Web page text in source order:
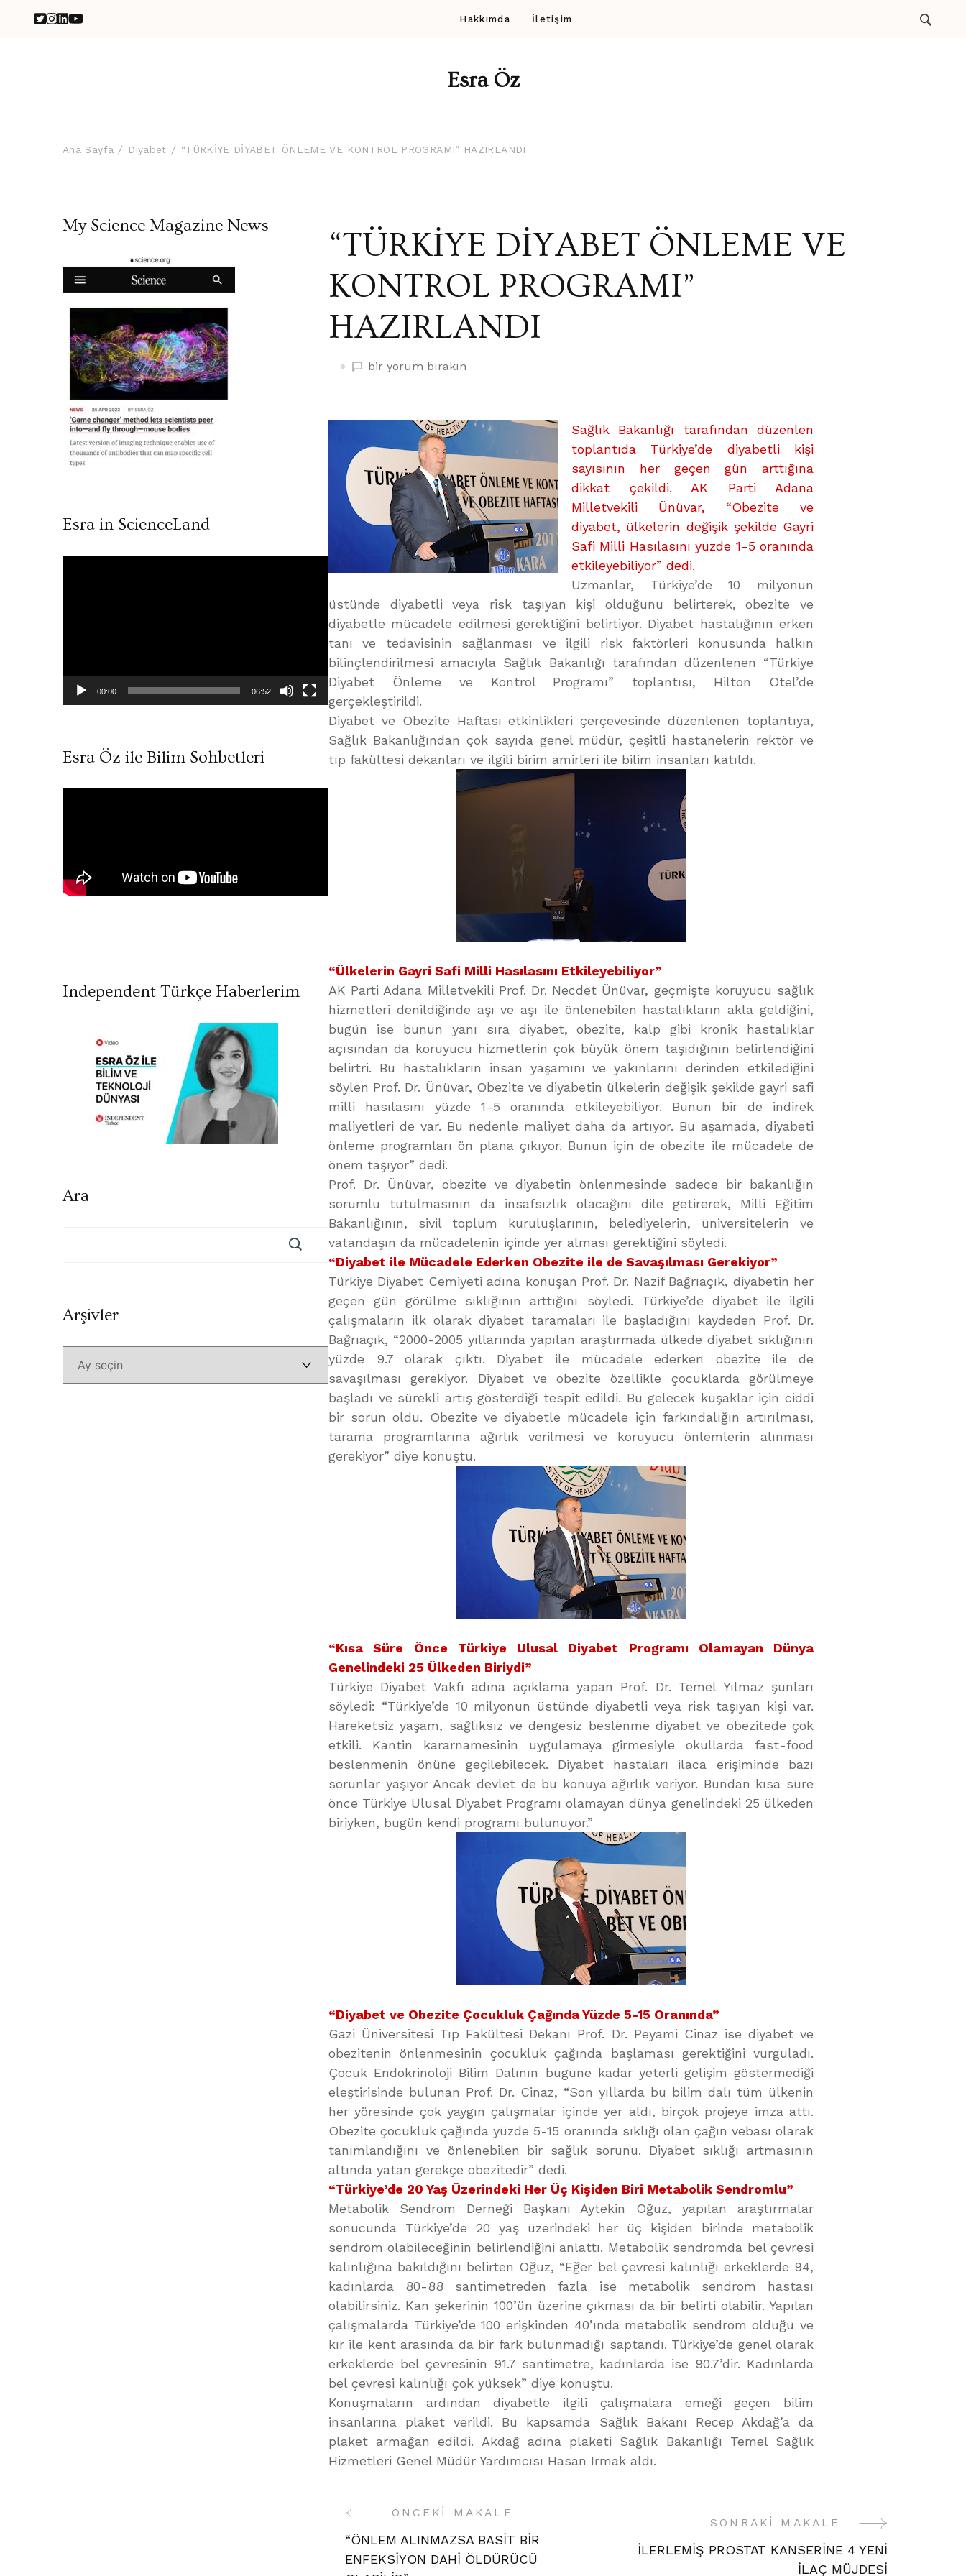
Hakkımda İletişim
Esra Öz
Ana Sayfa Diyabet “TÜRKİYE DİYABET ÖNLEME VE KONTROL PROGRAMI” HAZIRLANDI
“TÜRKİYE DİYABET ÖNLEME VE
KONTROL PROGRAMI”
HAZIRLANDI
“TÜRKİYE
VE
KONTROL
PROGRAMI”
HAZIRLANDI
üzerine
bir yorum bırakın
Sağlık Bakanlığı tarafından düzenlen
toplantıda Türkiye’de diyabetli kişi
sayısının her geçen gün arttığına
dikkat çekildi. AK Parti Adana
Milletvekili Ünüvar, “Obezite ve
diyabet, ülkelerin değişik şekilde Gayri
Safi Milli Hasılasını yüzde 1-5 oranında
etkileyebiliyor” dedi.
Uzmanlar, Türkiye’de 10 milyonun
üstünde diyabetli veya risk taşıyan kişi olduğunu belirterek, obezite ve
diyabetle mücadele edilmesi gerektiğini belirtiyor. Diyabet hastalığının erken
tanı ve tedavisinin sağlanması ve ilgili risk faktörleri konusunda halkın
bilinçlendirilmesi amacıyla Sağlık Bakanlığı tarafından düzenlenen “Türkiye
Diyabet Önleme ve Kontrol Programı” toplantısı, Hilton Otel’de
gerçekleştirildi.
Diyabet ve Obezite Haftası etkinlikleri çerçevesinde düzenlenen toplantıya,
Sağlık Bakanlığından çok sayıda genel müdür, çeşitli hastanelerin rektör ve
tıp fakültesi dekanları ve ilgili birim amirleri ile bilim insanları katıldı.
“Ülkelerin Gayri Safi Milli Hasılasını Etkileyebiliyor”
AK Parti Adana Milletvekili Prof. Dr. Necdet Ünüvar, geçmişte koruyucu sağlık
hizmetleri denildiğinde aşı ve aşı ile önlenebilen hastalıkların akla geldiğini,
bugün ise bunun yanı sıra diyabet, obezite, kalp gibi kronik hastalıklar
açısından da koruyucu hizmetlerin çok büyük önem taşıdığının belirlendiğini
belirtri. Bu hastalıkların insan yaşamını ve yakınlarını derinden etkilediğini
söylen Prof. Dr. Ünüvar, Obezite ve diyabetin ülkelerin değişik şekilde gayri safi
milli hasılasını yüzde 1-5 oranında etkileyebiliyor. Bunun bir de indirek
maliyetleri de var. Bu nedenle maliyet daha da artıyor. Bu aşamada, diyabeti
önleme programları ön plana çıkıyor. Bunun için de obezite ile mücadele de
önem taşıyor” dedi.
Prof. Dr. Ünüvar, obezite ve diyabetin önlenmesinde sadece bir bakanlığın
sorumlu tutulmasının da insafsızlık olacağını dile getirerek, Milli Eğitim
Bakanlığının, sivil toplum kuruluşlarının, belediyelerin, üniversitelerin ve
vatandaşın da mücadelenin içinde yer alması gerektiğini söyledi.
“Diyabet ile Mücadele Ederken Obezite ile de Savaşılması Gerekiyor”
Türkiye Diyabet Cemiyeti adına konuşan Prof. Dr. Nazif Bağrıaçık, diyabetin her
geçen gün görülme sıklığının arttığını söyledi. Türkiye’de diyabet ile ilgili
çalışmaların ilk olarak diyabet taramaları ile başladığını kaydeden Prof. Dr.
Bağrıaçık, “2000-2005 yıllarında yapılan araştırmada ülkede diyabet sıklığının
yüzde 9.7 olarak çıktı. Diyabet ile mücadele ederken obezite ile de
savaşılması gerekiyor. Diyabet ve obezite özellikle çocuklarda görülmeye
başladı ve sürekli artış gösterdiği tespit edildi. Bu gelecek kuşaklar için ciddi
bir sorun oldu. Obezite ve diyabetle mücadele için farkındalığın artırılması,
tarama programlarına ağırlık verilmesi ve koruyucu önlemlerin alınması
gerekiyor” diye konuştu.
“Kısa Süre Önce Türkiye Ulusal Diyabet Programı Olamayan Dünya
Genelindeki 25 Ülkeden Biriydi”
Türkiye Diyabet Vakfı adına açıklama yapan Prof. Dr. Temel Yılmaz şunları
söyledi: “Türkiye’de 10 milyonun üstünde diyabetli veya risk taşıyan kişi var.
Hareketsiz yaşam, sağlıksız ve dengesiz beslenme diyabet ve obezitede çok
etkili. Kantin kararnamesinin uygulamaya girmesiyle okullarda fast-food
beslenmenin önüne geçilebilecek. Diyabet hastaları ilaca erişiminde bazı
sorunlar yaşıyor Ancak devlet de bu konuya ağırlık veriyor. Bundan kısa süre
önce Türkiye Ulusal Diyabet Programı olamayan dünya genelindeki 25 ülkeden
biriyken, bugün kendi programı bulunuyor.”
“Diyabet ve Obezite Çocukluk Çağında Yüzde 5-15 Oranında”
Gazi Üniversitesi Tıp Fakültesi Dekanı Prof. Dr. Peyami Cinaz ise diyabet ve
obezitenin önlenmesinin çocukluk çağında başlaması gerektiğini vurguladı.
Çocuk Endokrinoloji Bilim Dalının bugüne kadar yeterli gelişim göstermediği
eleştirisinde bulunan Prof. Dr. Cinaz, “Son yıllarda bu bilim dalı tüm ülkenin
her yöresinde çok yaygın çalışmalar içinde yer aldı, birçok projeye imza attı.
Obezite çocukluk çağında yüzde 5-15 oranında sıklığı olan çağın vebası olarak
tanımlandığını ve önlenebilen bir sağlık sorunu. Diyabet sıklığı artmasının
altında yatan gerekçe obezitedir” dedi.
“Türkiye’de 20 Yaş Üzerindeki Her Üç Kişiden Biri Metabolik Sendromlu”
Metabolik Sendrom Derneği Başkanı Aytekin Oğuz, yapılan araştırmalar
sonucunda Türkiye’de 20 yaş üzerindeki her üç kişiden birinde metabolik
sendrom olabileceğinin belirlendiğini anlattı. Metabolik sendromda bel çevresi
kalınlığına bakıldığını belirten Oğuz, “Eğer bel çevresi kalınlığı erkeklerde 94,
kadınlarda 80-88 santimetreden fazla ise metabolik sendrom hastası
olabilirsiniz. Kan şekerinin 100’ün üzerine çıkması da bir belirti olabilir. Yapılan
çalışmalarda Türkiye’de 100 erişkinden 40’ında metabolik sendrom olduğu ve
kır ile kent arasında da bir fark bulunmadığı saptandı. Türkiye’de genel olarak
erkeklerde bel çevresinin 91.7 santimetre, kadınlarda ise 90.7’dir. Kadınlarda
bel çevresi kalınlığı çok yüksek” diye konuştu.
Konuşmaların ardından diyabetle ilgili çalışmalara emeği geçen bilim
insanlarına plaket verildi. Bu kapsamda Sağlık Bakanı Recep Akdağ’a da
plaket armağan edildi. Akdağ adına plaketi Sağlık Bakanlığı Temel Sağlık
Hizmetleri Genel Müdür Yardımcısı Hasan Irmak aldı.
Yazı
Gezinme
ÖNCEKI MAKALE
“ÖNLEM ALINMAZSA BASİT BİR
ENFEKSİYON DAHİ ÖLDÜRÜCÜ
SONRAKI MAKALE
İLERLEMİŞ PROSTAT KANSERİNE 4 YENİ
İLAÇ MÜJDESİ
My Science Magazine News
Esra in ScienceLand
00:00 06:52
Esra Öz ile Bilim Sohbetleri
Independent Türkçe Haberlerim
Ara
ArşivlerArşivler